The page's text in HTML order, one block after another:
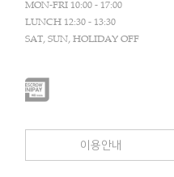
MON-FRI 10:00 - 17:00
LUNCH 12:30 - 13:30
SAT, SUN, HOLIDAY OFF
이용안내